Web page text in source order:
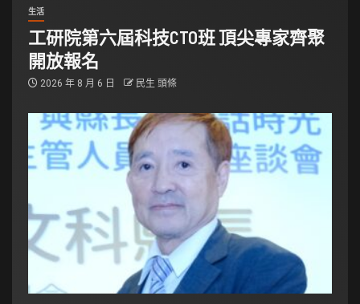
生活
工研院第六屆科技CTO班 頂尖專家齊聚
開放報名
2026 年 8 月 6 日 民生 頭條